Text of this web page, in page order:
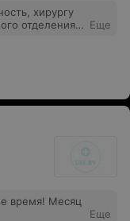
хирургу
отделения,
моему
желаю Вам,
пациентов и
Еще
Месяц
Еще